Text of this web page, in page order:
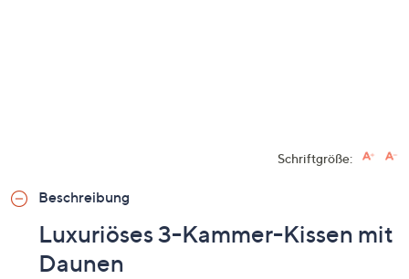
Schriftgröße:
Beschreibung
Luxuriöses 3-Kammer-Kissen mit
Daunen